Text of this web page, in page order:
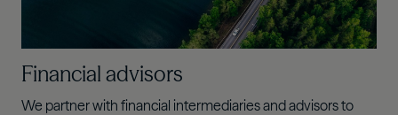
Financial advisors
We partner with financial intermediaries and advisors to